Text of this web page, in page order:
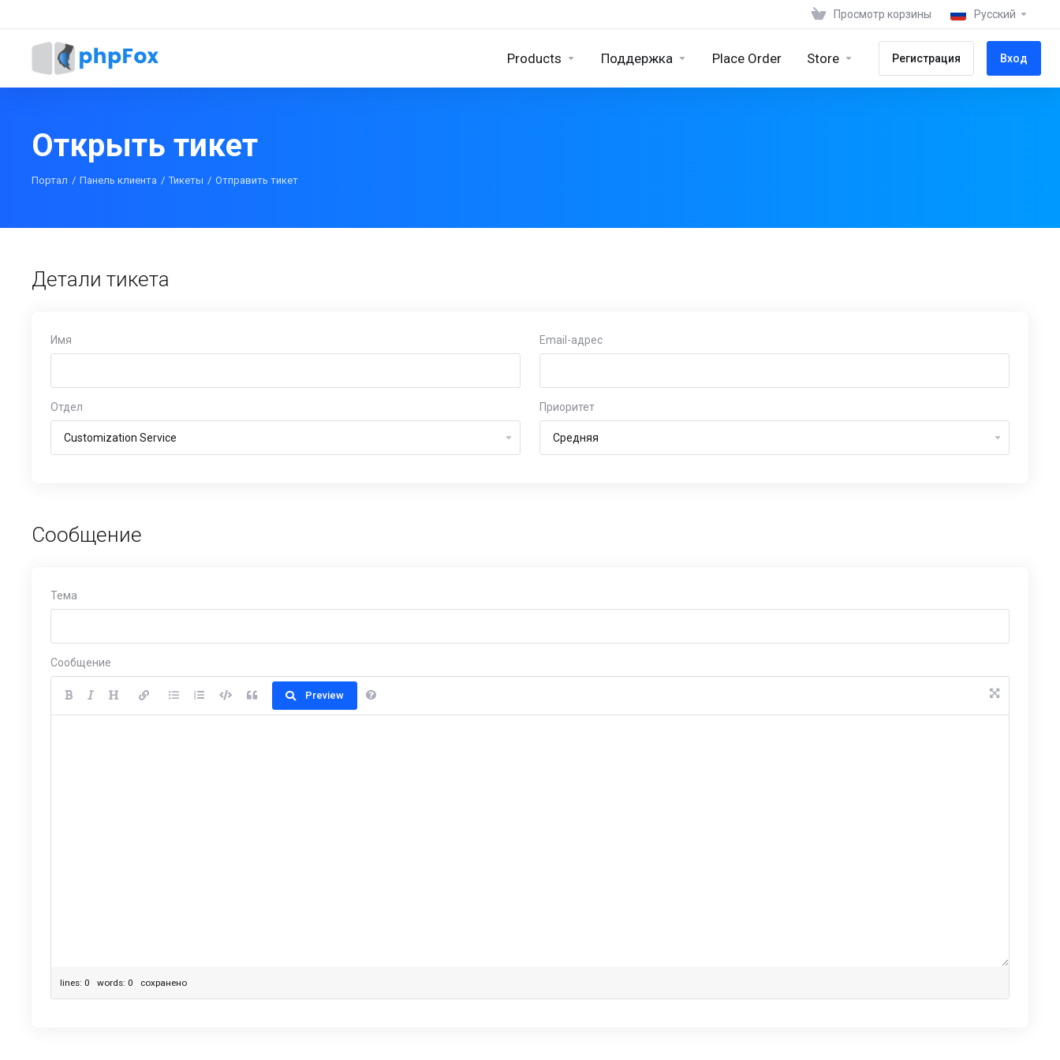
Просмотр корзины Русский
Products Поддержка Place Order Store Регистрация Вход
Открыть тикет
Портал Панель клиента Тикеты Отправить тикет
Детали тикета
Имя Email-адрес
Отдел Приоритет
Сообщение
Тема
Сообщение
Preview
lines: 0 words: 0 сохранено